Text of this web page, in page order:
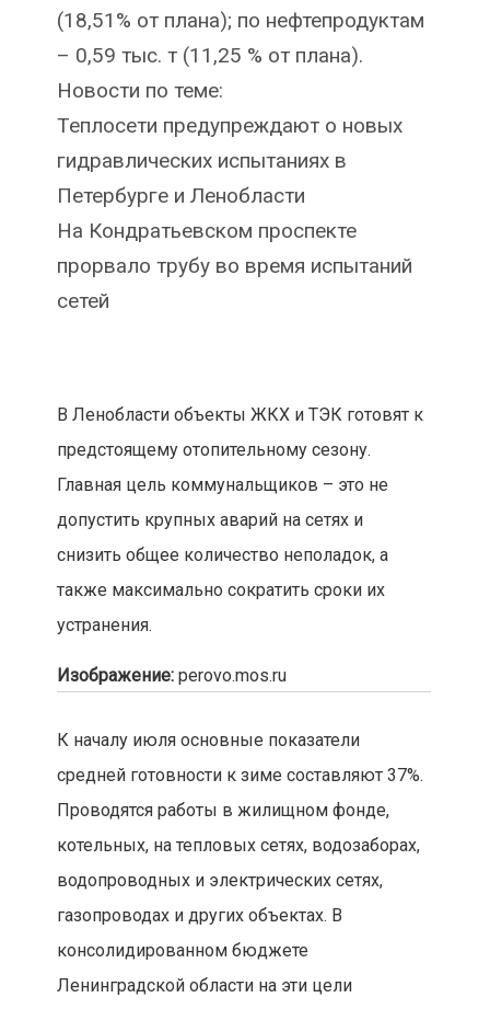
(18,51% от плана); по нефтепродуктам
– 0,59 тыс. т (11,25 % от плана).
Новости по теме:
Теплосети предупреждают о новых
гидравлических испытаниях в
Петербурге и Ленобласти
На Кондратьевском проспекте
прорвало трубу во время испытаний
сетей
В Ленобласти объекты ЖКХ и ТЭК готовят к
предстоящему отопительному сезону.
Главная цель коммунальщиков – это не
допустить крупных аварий на сетях и
снизить общее количество неполадок, а
также максимально сократить сроки их
устранения.
Изображение: perovo.mos.ru
К началу июля основные показатели
средней готовности к зиме составляют 37%.
Проводятся работы в жилищном фонде,
котельных, на тепловых сетях, водозаборах,
водопроводных и электрических сетях,
газопроводах и других объектах. В
консолидированном бюджете
Ленинградской области на эти цели